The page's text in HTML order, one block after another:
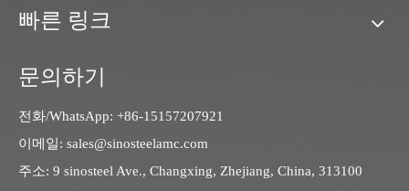
빠른 링크
문의하기
전화/WhatsApp: +86-15157207921
이메일: sales@sinosteelamc.com
주소: 9 sinosteel Ave., Changxing, Zhejiang, China, 313100